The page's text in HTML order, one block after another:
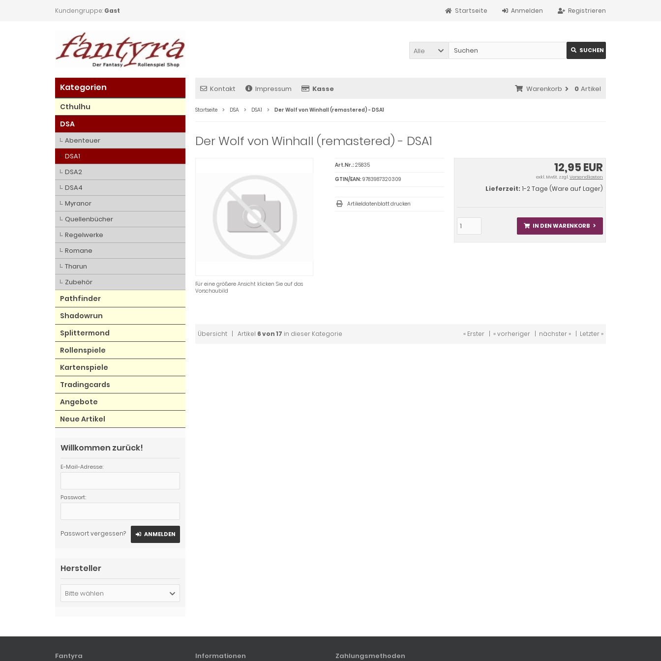
Kundengruppe: Gast Registrieren
Anmelden
Startseite
Alle SUCHEN
Kontakt Impressum Kasse Warenkorb 0 Artikel
Startseite DSA DSA1 Der Wolf von Winhall (remastered) - DSA1
Der Wolf von Winhall (remastered) - DSA1
Für eine größere Ansicht klicken Sie auf das
Vorschaubild
12,95 EUR
exkl. MwSt. zzgl.Versandkosten
Lieferzeit: 1-2 Tage (Ware auf Lager)
IN DEN WARENKORB
Art.Nr.: 25835
GTIN/EAN: 9783987320309
Artikeldatenblatt drucken
Übersicht | Artikel 6 von 17 in dieser Kategorie « Erster | « vorheriger | nächster » | Letzter »
Kategorien
Cthulhu
DSA
Abenteuer
DSA1
DSA2
DSA4
Myranor
Quellenbücher
Regelwerke
Romane
Tharun
Zubehör
Pathfinder
Shadowrun
Splittermond
Rollenspiele
Kartenspiele
Tradingcards
Angebote
Neue Artikel
Willkommen zurück!
E-Mail-Adresse:
Passwort:
Passwort vergessen? ANMELDEN
Hersteller
Bitte wählen
Fantyra Informationen Zahlungsmethoden